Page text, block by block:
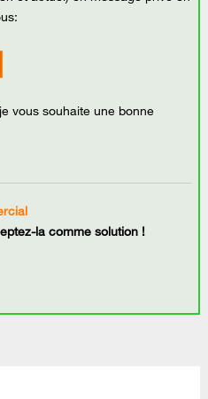
vous souhaite une bonne
la comme solution !